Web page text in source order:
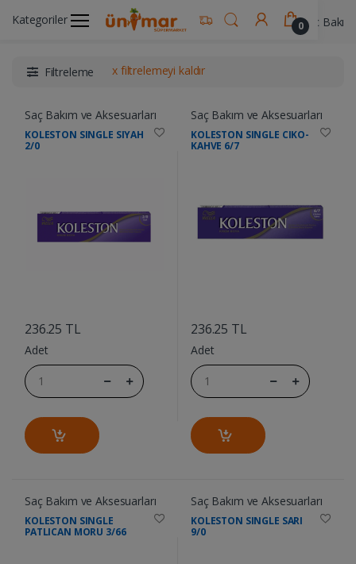
Kategoriler 0
Ünimar Anasayfa Kişisel Bakım Ürünleri Saç
Filtreleme x filtrelemeyi kaldır
Saç Bakım ve Aksesuarları
KOLESTON SINGLE SIYAH
2/0
236.25 TL
Adet
Saç Bakım ve Aksesuarları
KOLESTON SINGLE CIKO-
KAHVE 6/7
236.25 TL
Adet
Saç Bakım ve Aksesuarları
KOLESTON SINGLE
PATLICAN MORU 3/66
Saç Bakım ve Aksesuarları
KOLESTON SINGLE SARI
9/0